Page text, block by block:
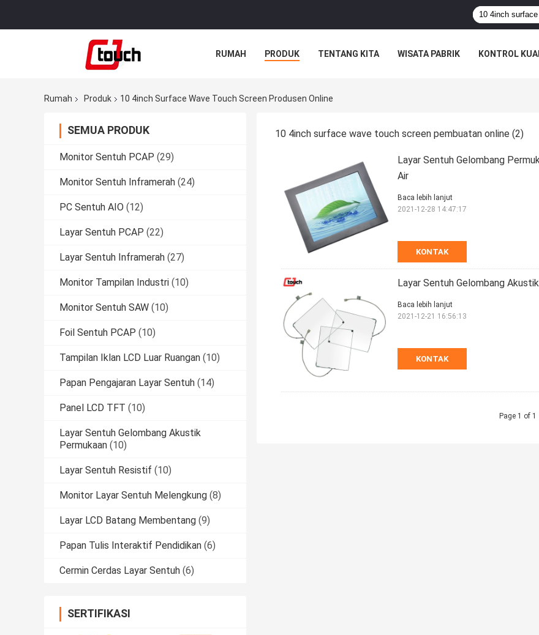
RUMAH PRODUK TENTANG KITA WISATA PABRIK KONTROL
Rumah Produk 10 4inch Surface Wave Touch Screen Produsen Online
SEMUA PRODUK
Monitor Sentuh PCAP (29)
Monitor Sentuh Inframerah (24)
PC Sentuh AIO (12)
Layar Sentuh PCAP (22)
Layar Sentuh Inframerah (27)
Monitor Tampilan Industri (10)
Monitor Sentuh SAW (10)
Foil Sentuh PCAP (10)
Tampilan Iklan LCD Luar Ruangan (10)
Papan Pengajaran Layar Sentuh (14)
Panel LCD TFT (10)
Layar Sentuh Gelombang Akustik
Permukaan (10)
Layar Sentuh Resistif (10)
Monitor Layar Sentuh Melengkung (8)
Layar LCD Batang Membentang (9)
Papan Tulis Interaktif Pendidikan (6)
Cermin Cerdas Layar Sentuh (6)
SERTIFIKASI
10 4inch surface wave touch screen pembuatan online (2)
Layar Sentuh Gelombang
Air
KONTAK
Baca lebih lanjut
2021-12-28 14:47:17
Layar Sentuh Gelombang
KONTAK
Baca lebih lanjut
2021-12-21 16:56:13
Page 1 of 1